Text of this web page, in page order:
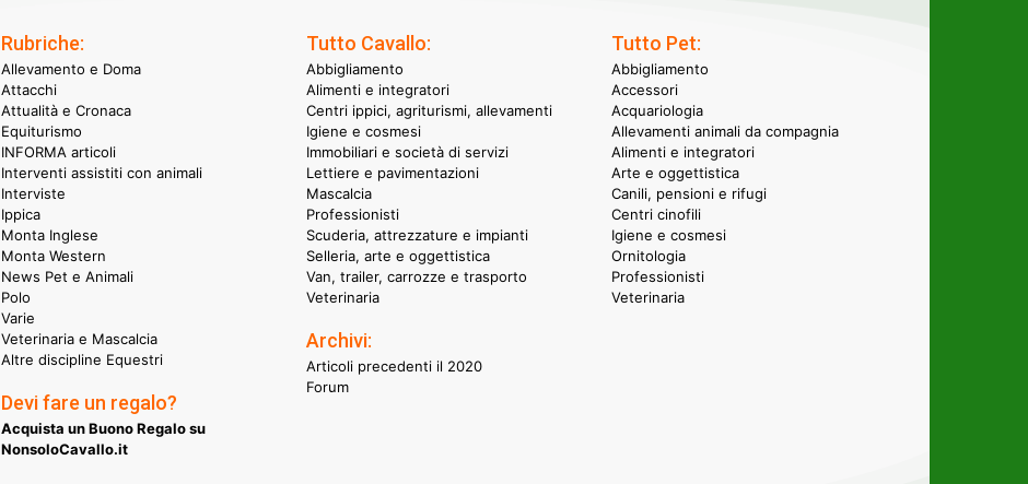
Rubriche:
Allevamento e Doma
Attacchi
Attualità e Cronaca
Equiturismo
INFORMA articoli
Interventi assistiti con animali
Interviste
Ippica
Monta Inglese
Monta Western
News Pet e Animali
Polo
Varie
Veterinaria e Mascalcia
Altre discipline Equestri
Devi fare un regalo?
Acquista un Buono Regalo su
NonsoloCavallo.it
Tutto Cavallo:
Abbigliamento
Alimenti e integratori
Centri ippici, agriturismi, allevamenti
Igiene e cosmesi
Immobiliari e società di servizi
Lettiere e pavimentazioni
Mascalcia
Professionisti
Scuderia, attrezzature e impianti
Selleria, arte e oggettistica
Van, trailer, carrozze e trasporto
Veterinaria
Archivi:
Articoli precedenti il 2020
Forum
Tutto Pet:
Abbigliamento
Accessori
Acquariologia
Allevamenti animali da compagnia
Alimenti e integratori
Arte e oggettistica
Canili, pensioni e rifugi
Centri cinofili
Igiene e cosmesi
Ornitologia
Professionisti
Veterinaria